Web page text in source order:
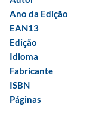
Ano da Edição
EAN13
Edição
Idioma
Fabricante
ISBN
Páginas